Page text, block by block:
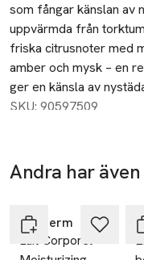
som fångar känslan av
uppvärmda från
friska citrusnoter med
amber och mysk – en
ger en känsla av
• Eau de Parfum
• Vegansk
Topp: Citrus, verbena
Hjärta:
SKU: 90597509
Andra har
Biotherm
Lait Corporel